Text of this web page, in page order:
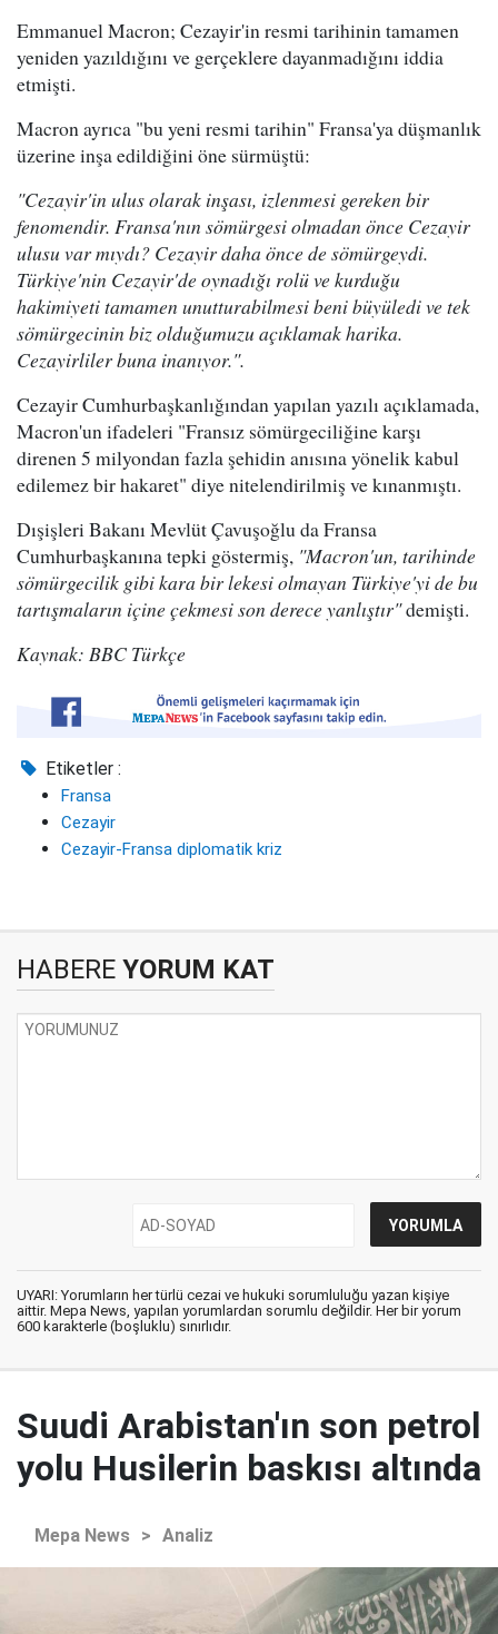
Emmanuel Macron; Cezayir'in resmi tarihinin tamamen
yeniden yazıldığını ve gerçeklere dayanmadığını iddia
etmişti.
Macron ayrıca "bu yeni resmi tarihin" Fransa'ya düşmanlık
üzerine inşa edildiğini öne sürmüştü:
"Cezayir'in ulus olarak inşası, izlenmesi gereken bir
fenomendir. Fransa'nın sömürgesi olmadan önce Cezayir
ulusu var mıydı? Cezayir daha önce de sömürgeydi.
Türkiye'nin Cezayir'de oynadığı rolü ve kurduğu
hakimiyeti tamamen unutturabilmesi beni büyüledi ve tek
sömürgecinin biz olduğumuzu açıklamak harika.
Cezayirliler buna inanıyor.".
Cezayir Cumhurbaşkanlığından yapılan yazılı açıklamada,
Macron'un ifadeleri "Fransız sömürgeciliğine karşı
direnen 5 milyondan fazla şehidin anısına yönelik kabul
edilemez bir hakaret" diye nitelendirilmiş ve kınanmıştı.
Dışişleri Bakanı Mevlüt Çavuşoğlu da Fransa
Cumhurbaşkanına tepki göstermiş, "Macron'un, tarihinde
sömürgecilik gibi kara bir lekesi olmayan Türkiye'yi de bu
tartışmaların içine çekmesi son derece yanlıştır"demişti.
Kaynak: BBC Türkçe
Etiketler :
Fransa
Cezayir
Cezayir-Fransa diplomatik kriz
HABERE YORUM KAT
UYARI: Yorumların her türlü cezai ve hukuki sorumluluğu yazan kişiye
aittir. Mepa News, yapılan yorumlardan sorumlu değildir. Her bir yorum
600 karakterle (boşluklu) sınırlıdır.
Suudi Arabistan'ın son petrol
yolu Husilerin baskısı altında
Mepa News > Analiz